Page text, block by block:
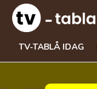
TV-TABLÅ IDAG